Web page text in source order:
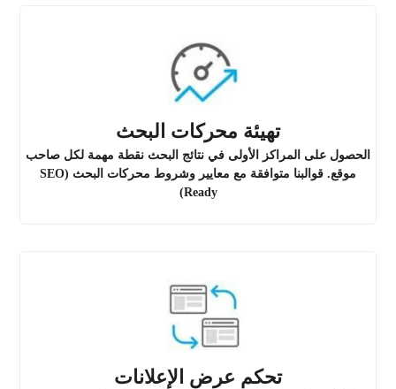
تهيئة محركات البحث
الحصول على المراكز الأولى في نتائج البحث نقطة مهمة لكل صاحب
موقع. قوالبنا متوافقة مع معايير وشروط محركات البحث (SEO
Ready)
تحكم عرض الإعلانات